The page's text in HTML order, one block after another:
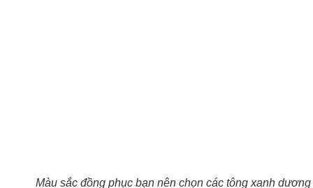
Màu sắc đồng phục bạn nên chọn các tông xanh dương